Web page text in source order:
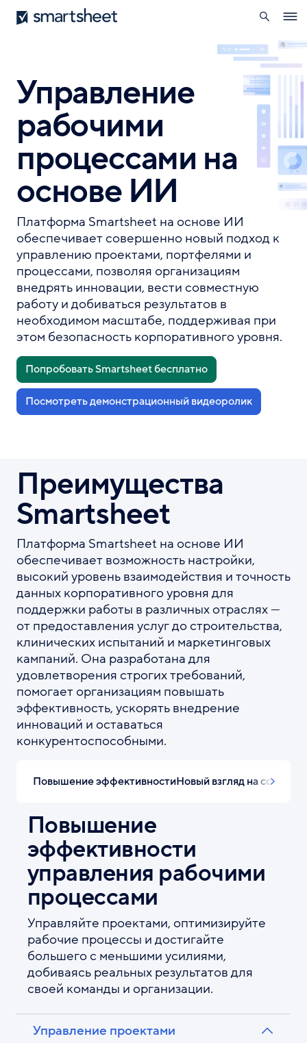
Перейти
Smartsheet
поиск
Управление
рабочими
процессами на
основе ИИ
Платформа Smartsheet на основе ИИ
обеспечивает совершенно новый подход к
управлению проектами, портфелями и
процессами, позволяя организациям
внедрять инновации, вести совместную
работу и добиваться результатов в
необходимом масштабе, поддерживая при
этом безопасность корпоративного уровня.
Попробовать Smartsheet бесплатно
Посмотреть демонстрационный видеоролик
Преимущества
Smartsheet
Платформа Smartsheet на основе ИИ
обеспечивает возможность настройки,
высокий уровень взаимодействия и точность
данных корпоративного уровня для
поддержки работы в различных отраслях —
от предоставления услуг до строительства,
клинических испытаний и маркетинговых
кампаний. Она разработана для
удовлетворения строгих требований,
помогает организациям повышать
эффективность, ускорять внедрение
инноваций и оставаться
конкурентоспособными.
Повышение эффективностиНовый взгляд на
Повышение
эффективности
управления рабочими
процессами
Управляйте проектами, оптимизируйте
рабочие процессы и достигайте
большего с меньшими усилиями,
добиваясь реальных результатов для
своей команды и организации.
Управление проектами